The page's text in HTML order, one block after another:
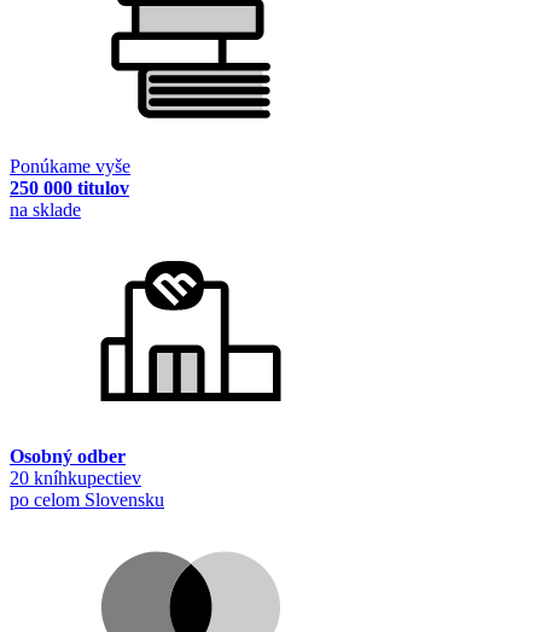
Ponúkame vyše
250 000 titulov
na sklade
Osobný odber
20 kníhkupectiev
po celom Slovensku